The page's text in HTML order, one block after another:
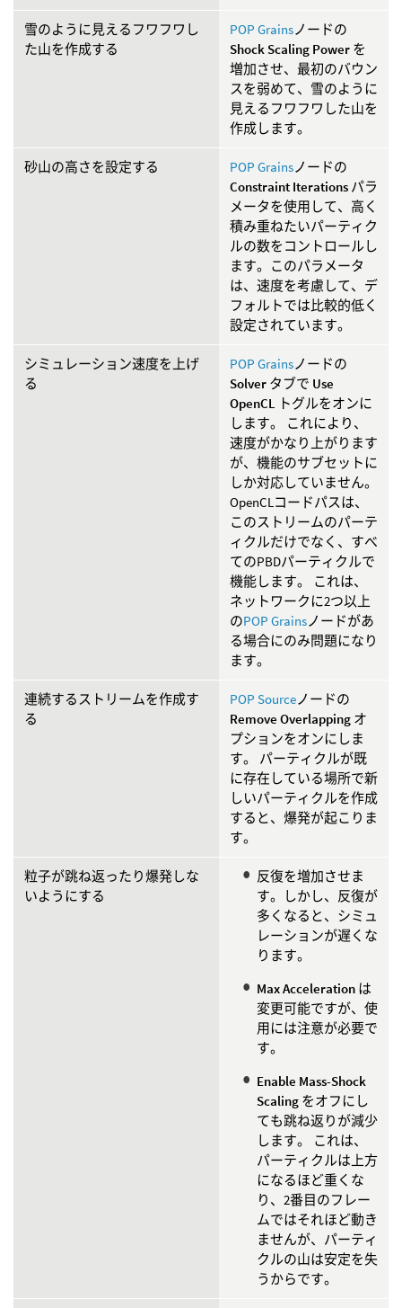
雪のように見えるフワフワし
た山を作成する
POP Grainsノードの
Shock Scaling Power を
増加させ、最初のバウン
スを弱めて、雪のように
見えるフワフワした山を
作成します。
砂山の高さを設定する POP Grainsノードの
Constraint Iterations パラ
メータを使用して、高く
積み重ねたいパーティク
ルの数をコントロールし
ます。このパラメータ
は、速度を考慮して、デ
フォルトでは比較的低く
設定されています。
シミュレーション速度を上げ
る
POP Grainsノードの
Solver タブで Use
OpenCL トグルをオンに
します。 これにより、
速度がかなり上がります
が、機能のサブセットに
しか対応していません。
OpenCLコードパスは、
このストリームのパーテ
ィクルだけでなく、すべ
てのPBDパーティクルで
機能します。 これは、
ネットワークに2つ以上
のPOP Grainsノードがあ
る場合にのみ問題になり
ます。
連続するストリームを作成す
る
POP Sourceノードの
Remove Overlapping オ
プションをオンにしま
す。 パーティクルが既
に存在している場所で新
しいパーティクルを作成
すると、爆発が起こりま
す。
粒子が跳ね返ったり爆発しな
いようにする
反復を増加させま
す。しかし、反復が
多くなると、シミュ
レーションが遅くな
ります。
Max Acceleration は
変更可能ですが、使
用には注意が必要で
す。
Enable Mass-Shock
Scaling をオフにし
ても跳ね返りが減少
します。 これは、
パーティクルは上方
になるほど重くな
り、2番目のフレー
ムではそれほど動き
ませんが、パーティ
クルの山は安定を失
うからです。